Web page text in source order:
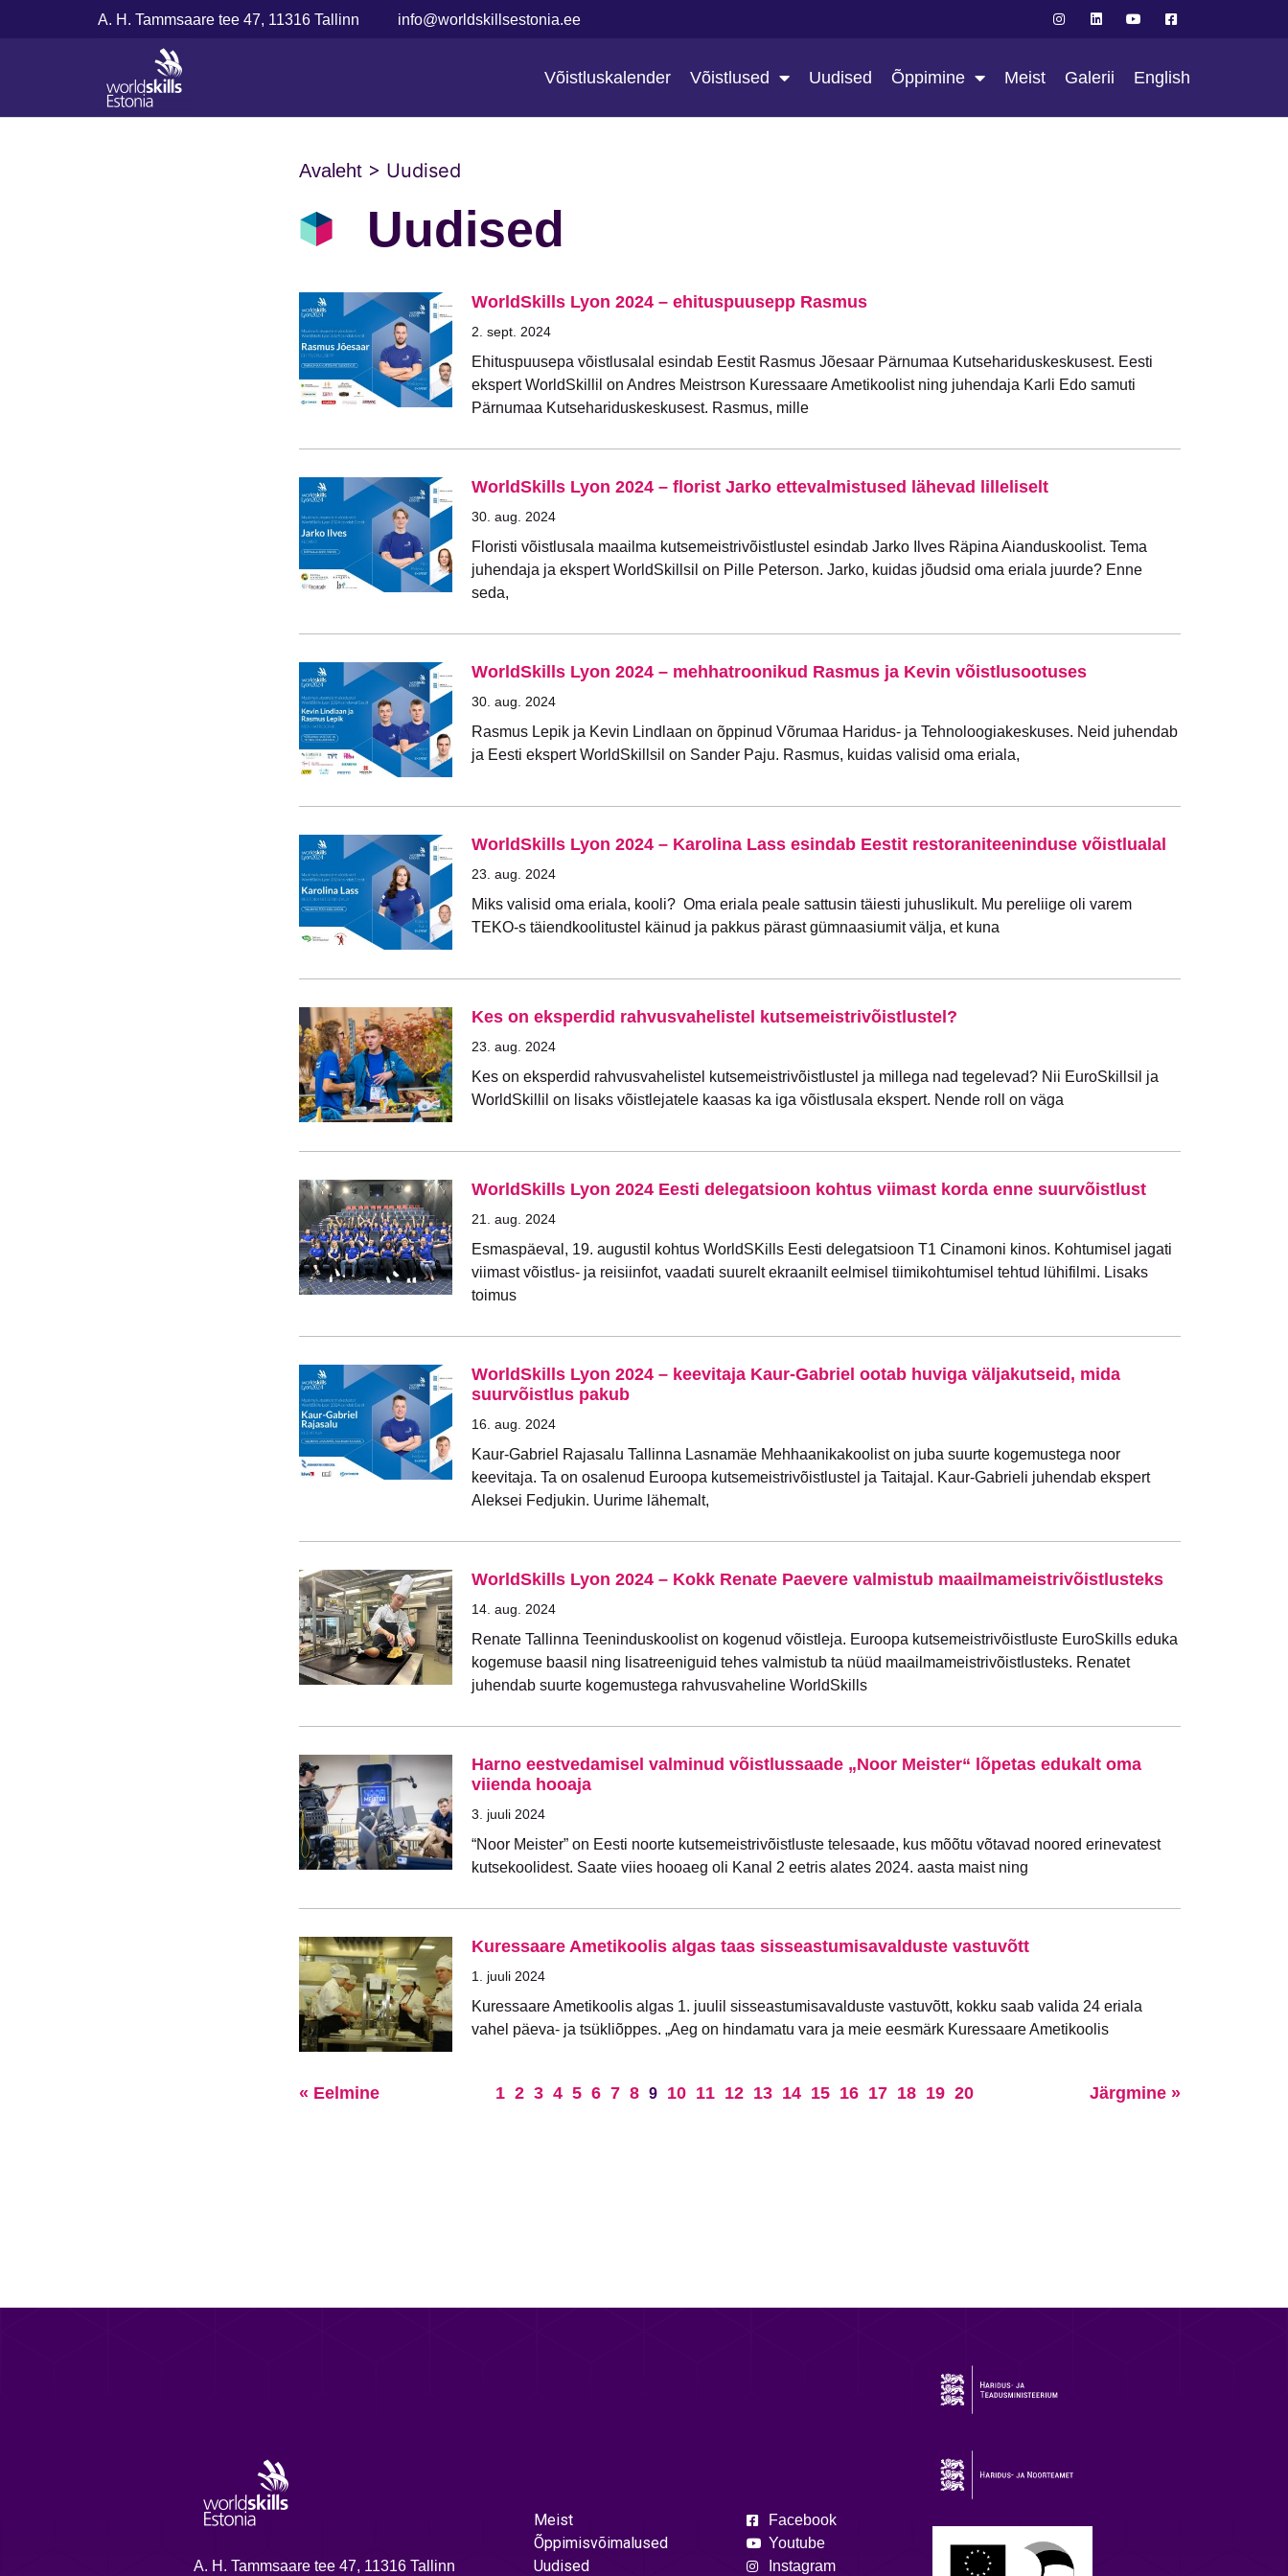
A. H. Tammsaare tee 47, 11316 Tallinn info@worldskillsestonia.ee
Võistluskalender Võistlused Uudised Õppimine Meist Galerii English
Avaleht > Uudised
Uudised
WorldSkills Lyon 2024 – ehituspuusepp Rasmus
2. sept. 2024
Ehituspuusepa võistlusalal esindab Eestit Rasmus Jõesaar Pärnumaa Kutsehariduskeskusest. Eesti
ekspert WorldSkillil on Andres Meistrson Kuressaare Ametikoolist ning juhendaja Karli Edo samuti
Pärnumaa Kutsehariduskeskusest. Rasmus, mille
WorldSkills Lyon 2024 – florist Jarko ettevalmistused lähevad lilleliselt
30. aug. 2024
Floristi võistlusala maailma kutsemeistrivõistlustel esindab Jarko Ilves Räpina Aianduskoolist. Tema
juhendaja ja ekspert WorldSkillsil on Pille Peterson. Jarko, kuidas jõudsid oma eriala juurde? Enne
seda,
WorldSkills Lyon 2024 – mehhatroonikud Rasmus ja Kevin võistlusootuses
30. aug. 2024
Rasmus Lepik ja Kevin Lindlaan on õppinud Võrumaa Haridus- ja Tehnoloogiakeskuses. Neid juhendab
ja Eesti ekspert WorldSkillsil on Sander Paju. Rasmus, kuidas valisid oma eriala,
WorldSkills Lyon 2024 – Karolina Lass esindab Eestit restoraniteeninduse võistlualal
23. aug. 2024
Miks valisid oma eriala, kooli? Oma eriala peale sattusin täiesti juhuslikult. Mu pereliige oli varem
TEKO-s täiendkoolitustel käinud ja pakkus pärast gümnaasiumit välja, et kuna
Kes on eksperdid rahvusvahelistel kutsemeistrivõistlustel?
23. aug. 2024
Kes on eksperdid rahvusvahelistel kutsemeistrivõistlustel ja millega nad tegelevad? Nii EuroSkillsil ja
WorldSkillil on lisaks võistlejatele kaasas ka iga võistlusala ekspert. Nende roll on väga
WorldSkills Lyon 2024 Eesti delegatsioon kohtus viimast korda enne suurvõistlust
21. aug. 2024
Esmaspäeval, 19. augustil kohtus WorldSKills Eesti delegatsioon T1 Cinamoni kinos. Kohtumisel jagati
viimast võistlus- ja reisiinfot, vaadati suurelt ekraanilt eelmisel tiimikohtumisel tehtud lühifilmi. Lisaks
toimus
WorldSkills Lyon 2024 – keevitaja Kaur-Gabriel ootab huviga väljakutseid, mida
suurvõistlus pakub
16. aug. 2024
Kaur-Gabriel Rajasalu Tallinna Lasnamäe Mehhaanikakoolist on juba suurte kogemustega noor
keevitaja. Ta on osalenud Euroopa kutsemeistrivõistlustel ja Taitajal. Kaur-Gabrieli juhendab ekspert
Aleksei Fedjukin. Uurime lähemalt,
WorldSkills Lyon 2024 – Kokk Renate Paevere valmistub maailmameistrivõistlusteks
14. aug. 2024
Renate Tallinna Teeninduskoolist on kogenud võistleja. Euroopa kutsemeistrivõistluste EuroSkills eduka
kogemuse baasil ning lisatreeniguid tehes valmistub ta nüüd maailmameistrivõistlusteks. Renatet
juhendab suurte kogemustega rahvusvaheline WorldSkills
Harno eestvedamisel valminud võistlussaade „Noor Meister“ lõpetas edukalt oma
viienda hooaja
3. juuli 2024
“Noor Meister” on Eesti noorte kutsemeistrivõistluste telesaade, kus mõõtu võtavad noored erinevatest
kutsekoolidest. Saate viies hooaeg oli Kanal 2 eetris alates 2024. aasta maist ning
Kuressaare Ametikoolis algas taas sisseastumisavalduste vastuvõtt
1. juuli 2024
Kuressaare Ametikoolis algas 1. juulil sisseastumisavalduste vastuvõtt, kokku saab valida 24 eriala
vahel päeva- ja tsükliõppes. „Aeg on hindamatu vara ja meie eesmärk Kuressaare Ametikoolis
« Eelmine 1 2 3 4 5 6 7 8 9 10 11 12 13 14 15 16 17 18 19 20 Järgmine »
A. H. Tammsaare tee 47, 11316 Tallinn
Meist
Õppimisvõimalused
Uudised
Facebook
Youtube
Instagram